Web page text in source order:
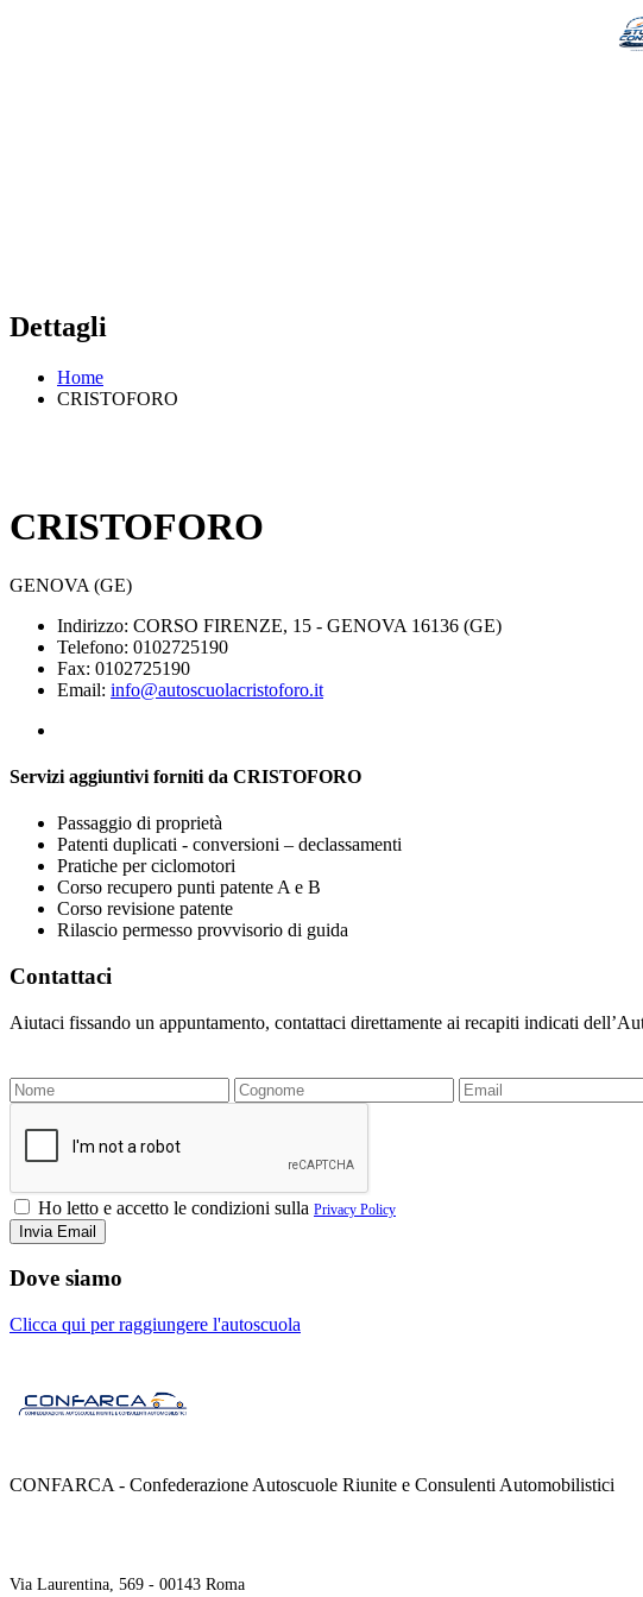
Dettagli
Home
CRISTOFORO
CRISTOFORO
GENOVA (GE)
Indirizzo: CORSO FIRENZE, 15 - GENOVA 16136 (GE)
Telefono: 0102725190
Fax: 0102725190
Email: info@autoscuolacristoforo.it
Servizi aggiuntivi forniti da CRISTOFORO
Passaggio di proprietà
Patenti duplicati - conversioni – declassamenti
Pratiche per ciclomotori
Corso recupero punti patente A e B
Corso revisione patente
Rilascio permesso provvisorio di guida
Contattaci
Aiutaci fissando un appuntamento, contattaci direttamente ai recapiti indicati
Ho letto e accetto le condizioni sulla Privacy Policy
Dove siamo
Clicca qui per raggiungere l'autoscuola
CONFARCA - Confederazione Autoscuole Riunite e Consulenti Automobilistici
Via Laurentina, 569 - 00143 Roma